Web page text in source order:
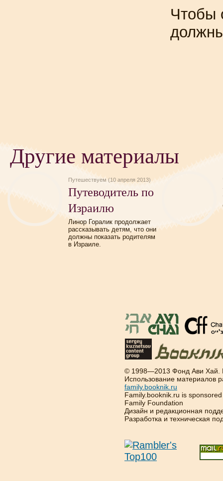
Чтобы
Другие материалы
Путешествуем (10 апреля 2013)
Путеводитель по
Израилю
Линор Горалик продолжает
рассказывать детям, что они
должны показать родителям
в Израиле.
© 1998—2013 Фонд Ави Хай.
Использование материалов
family.booknik.ru
Family.booknik.ru is
Family Foundation
Дизайн и редакционная
Разработка и техническая